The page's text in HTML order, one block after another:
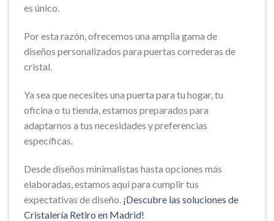
es único.
Por esta razón, ofrecemos una amplia gama de
diseños personalizados para puertas correderas de
cristal.
Ya sea que necesites una puerta para tu hogar, tu
oficina o tu tienda, estamos preparados para
adaptarnos a tus necesidades y preferencias
específicas.
Desde diseños minimalistas hasta opciones más
elaboradas, estamos aquí para cumplir tus
expectativas de diseño. ¡Descubre las soluciones de
Cristalería Retiro en Madrid!